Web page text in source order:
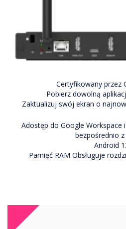
Certyfikowany przez
Pobierz dowolną
Zaktualizuj swój ekran o
Adostęp do Google Workspace
bezpośrednio z
Android
Pamięć RAM Obsługuje